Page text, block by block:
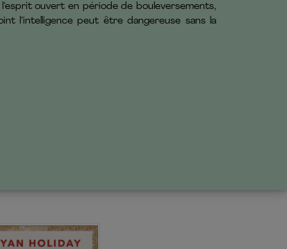
ouvert en période de bouleversements,
l’intelligence peut être dangereuse sans la